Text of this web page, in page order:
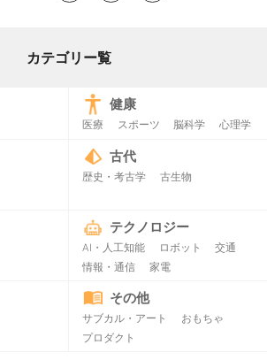
カテゴリー覧
健康
医療 スポーツ 脳科学 心理学
古代
歴史・考古学 古生物
テクノロジー
AI・人工知能 ロボット
交通
情報・通信
家電
その他
サブカル・アート
おもちゃ
プロダクト